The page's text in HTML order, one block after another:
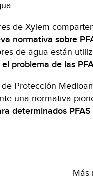
de Xylem
normativa sobre
de agua están
el problema de las
Protección
una normativa
determinados
Más